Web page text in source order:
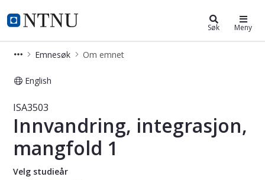
NTNU Hjemmeside
Studier Søk Meny
Emnesøk Om emnet
English
Emne - Innvandring, integrasjon,
ISA3503
Innvandring, integrasjon,
mangfold 1
Velg studieår